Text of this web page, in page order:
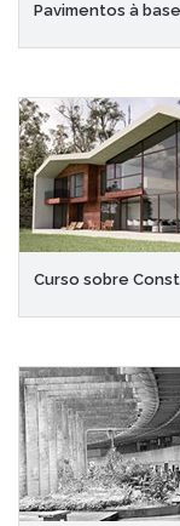
Pavimentos à
Curso sobre